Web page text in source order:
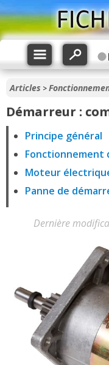
Articles >
Démarreur :
Principe général
Fonctionnement
Moteur
Panne de
Dernière